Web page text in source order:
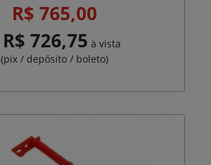
R$ 765,00
R$ 726,75 à vista
(pix / depósito / boleto)